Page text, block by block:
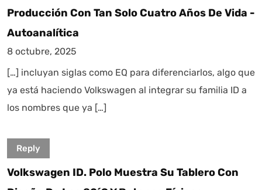
Producción Con Tan Solo Cuatro Años De Vida -
Autoanalítica
8 octubre, 2025
[…] incluyan siglas como EQ para diferenciarlos, algo que
ya está haciendo Volkswagen al integrar su familia ID a
los nombres que ya […]
Reply
Volkswagen ID. Polo Muestra Su Tablero Con